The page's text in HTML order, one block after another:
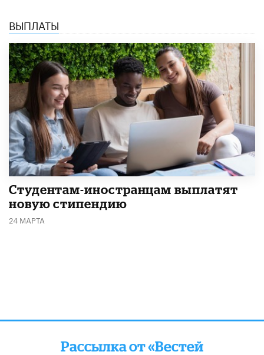
ВЫПЛАТЫ
Студентам-иностранцам выплатят
новую стипендию
24 МАРТА
Рассылка от «Вестей